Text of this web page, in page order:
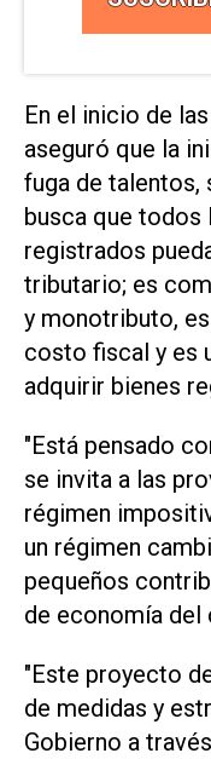
En el inicio de
aseguró que la
fuga de talentos,
busca que todos
registrados
tributario; es
y monotributo,
costo fiscal y es
adquirir bienes
"Está pensado
se invita a las
régimen
un régimen
pequeños
de economía del
"Este proyecto
de medidas y
Gobierno a